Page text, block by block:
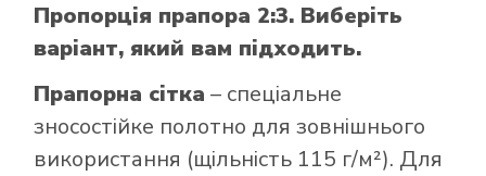
Пропорція прапора 2:3. Виберіть
варіант, який вам підходить.
Прапорна сітка – спеціальне
зносостійке полотно для зовнішнього
використання (щільність 115 г/м²). Для